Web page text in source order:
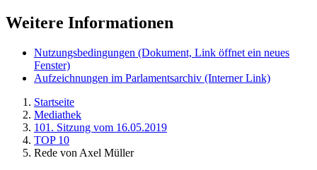
Weitere Informationen
Nutzungsbedingungen (Dokument, Link öffnet ein neues
Fenster)
Aufzeichnungen im Parlamentsarchiv (Interner Link)
Startseite
Mediathek
101. Sitzung vom 16.05.2019
TOP 10
Rede von Axel Müller